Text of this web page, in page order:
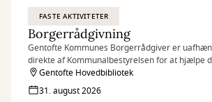
FASTE AKTIVITETER
Borgerrådgivning
Gentofte Kommunes Borgerrådgiver er
direkte af Kommunalbestyrelsen for at hjælpe
utilfreds med kommunens behandling af dig
Gentofte Hovedbibliotek
31. august 2026